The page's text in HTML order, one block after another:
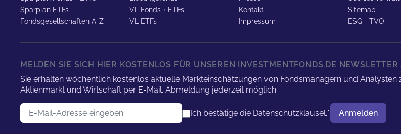
Sparplan ETFs
Fondsgesellschaften A-Z
VL Fonds + ETFs
VL ETFs
Kontakt
Impressum
Sitemap
ESG - TVO
MELDEN SIE SICH HIER KOSTENLOS FÜR UNSEREN INVESTMENTFONDS.DE NEWSLETTER
Sie erhalten wöchentlich kostenlos aktuelle Markteinschätzungen von Fondsmanagern und Analysten
Aktienmarkt und Wirtschaft per E-Mail. Abmeldung jederzeit möglich.
E-Mail-Adresse
Ich bestätige die Datenschutzklausel.* Benutzername
Anmelden